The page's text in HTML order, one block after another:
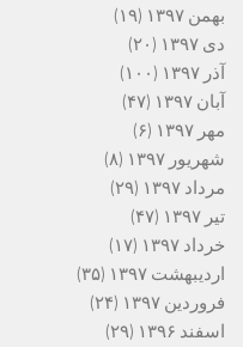
بهمن ۱۳۹۷
(۱۹)
دی ۱۳۹۷
(۲۰)
آذر ۱۳۹۷
(۱۰۰)
آبان ۱۳۹۷
(۴۷)
مهر ۱۳۹۷
(۶)
شهریور ۱۳۹۷
(۸)
مرداد ۱۳۹۷
(۲۹)
تیر ۱۳۹۷
(۴۷)
خرداد ۱۳۹۷
(۱۷)
اردیبهشت ۱۳۹۷
(۳۵)
فروردین ۱۳۹۷
(۲۴)
اسفند ۱۳۹۶
(۲۹)